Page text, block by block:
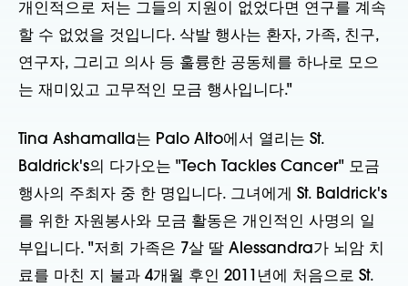
개인적으로 저는 그들의 지원이 없었다면 연구를 계속
할 수 없었을 것입니다. 삭발 행사는 환자, 가족, 친구,
연구자, 그리고 의사 등 훌륭한 공동체를 하나로 모으
는 재미있고 고무적인 모금 행사입니다."
Tina Ashamalla는 Palo Alto에서 열리는 St.
Baldrick's의 다가오는 "Tech Tackles Cancer" 모금
행사의 주최자 중 한 명입니다. 그녀에게 St. Baldrick's
를 위한 자원봉사와 모금 활동은 개인적인 사명의 일
부입니다. "저희 가족은 7살 딸 Alessandra가 뇌암 치
료를 마친 지 불과 4개월 후인 2011년에 처음으로 St.